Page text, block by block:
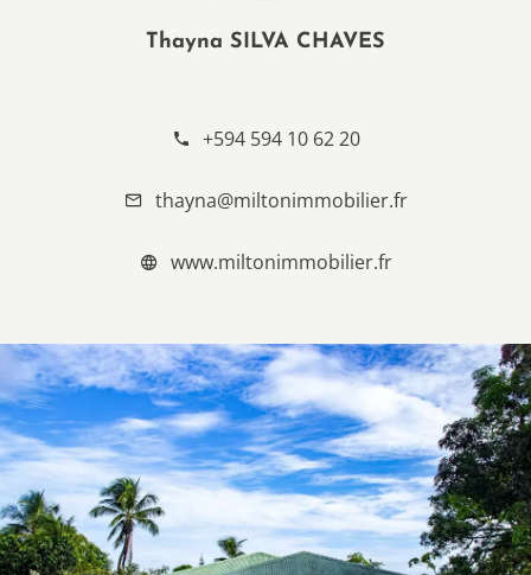
Thayna SILVA CHAVES
+594 594 10 62 20
thayna@miltonimmobilier.fr
www.miltonimmobilier.fr